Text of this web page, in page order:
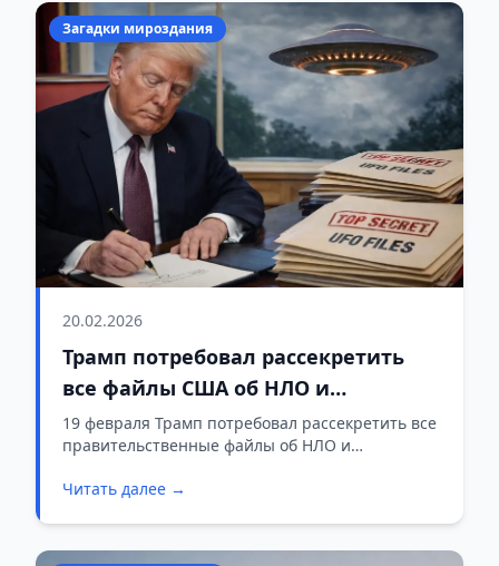
Загадки мироздания
20.02.2026
Трамп потребовал рассекретить
все файлы США об НЛО и
пришельцах
19 февраля Трамп потребовал рассекретить все
правительственные файлы об НЛО и
Читать далее →